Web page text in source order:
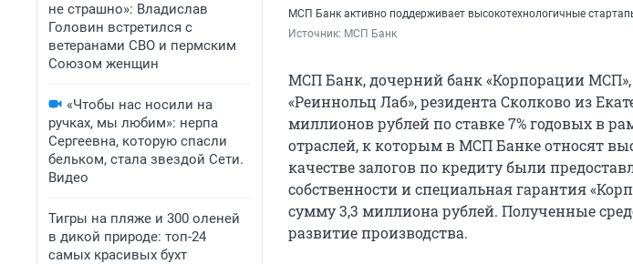
не страшно»: Владислав
Головин встретился с
ветеранами СВО и пермским
Союзом женщин
«Чтобы нас носили на
ручках, мы любим»: нерпа
Сергеевна, которую спасли
бельком, стала звездой Сети.
Видео
Тигры на пляже и 300 оленей
в дикой природе: топ-24
самых красивых бухт
МСП Банк активно поддерживает высокотехнологичные
Источник: МСП Банк
МСП Банк, дочерний банк «Корпорации
«Реиннольц Лаб», резидента Сколково из
миллионов рублей по ставке 7% годовых в
отраслей, к которым в МСП Банке относят
качестве залогов по кредиту были
собственности и специальная гарантия
сумму 3,3 миллиона рублей. Полученные
развитие производства.